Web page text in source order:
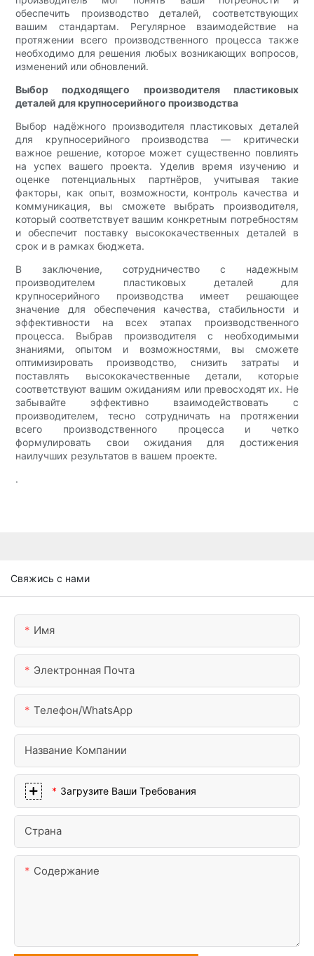
обеспечить производство деталей, соответствующих
вашим стандартам. Регулярное взаимодействие на
протяжении всего производственного процесса также
необходимо для решения любых возникающих вопросов,
изменений или обновлений.
Выбор подходящего производителя пластиковых
деталей для крупносерийного производства
Выбор надёжного производителя пластиковых деталей
для крупносерийного производства — критически
важное решение, которое может существенно повлиять
на успех вашего проекта. Уделив время изучению и
оценке потенциальных партнёров, учитывая такие
факторы, как опыт, возможности, контроль качества и
коммуникация, вы сможете выбрать производителя,
который соответствует вашим конкретным потребностям
и обеспечит поставку высококачественных деталей в
срок и в рамках бюджета.
В заключение, сотрудничество с надежным
производителем пластиковых деталей для
крупносерийного производства имеет решающее
значение для обеспечения качества, стабильности и
эффективности на всех этапах производственного
процесса. Выбрав производителя с необходимыми
знаниями, опытом и возможностями, вы сможете
оптимизировать производство, снизить затраты и
поставлять высококачественные детали, которые
соответствуют вашим ожиданиям или превосходят их. Не
забывайте эффективно взаимодействовать с
производителем, тесно сотрудничать на протяжении
всего производственного процесса и четко
формулировать свои ожидания для достижения
наилучших результатов в вашем проекте.
.
Свяжись с нами
Имя
Электронная Почта
Телефон/WhatsApp
Название Компании
Загрузите Ваши Требования
Страна
Содержание